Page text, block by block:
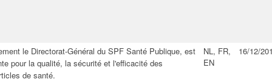
le Directorat-Général du SPF Santé Publique, est
pour la qualité, la sécurité et l'efficacité des
de santé.
NL, FR,
EN
16/12/